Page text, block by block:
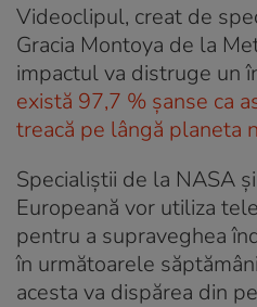
Videoclipul, creat de
Gracia Montoya de la
impactul va distruge un
există 97,7 % șanse ca
treacă pe lângă planeta
Specialiștii de la NASA
Europeană vor utiliza
pentru a supraveghea
în următoarele
acesta va dispărea din